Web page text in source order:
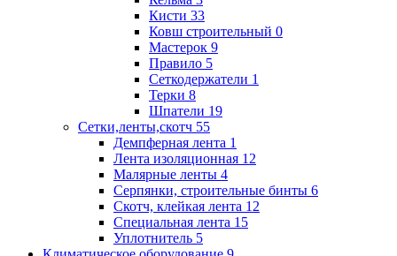
Кисти 33
Ковш строительный 0
Мастерок 9
Правило 5
Сеткодержатели 1
Терки 8
Шпатели 19
Сетки,ленты,скотч 55
Демпферная лента 1
Лента изоляционная 12
Малярные ленты 4
Серпянки, строительные бинты 6
Скотч, клейкая лента 12
Специальная лента 15
Уплотнитель 5